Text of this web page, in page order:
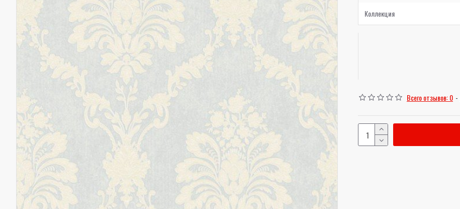
Коллекция
Всего отзывов: 0 -